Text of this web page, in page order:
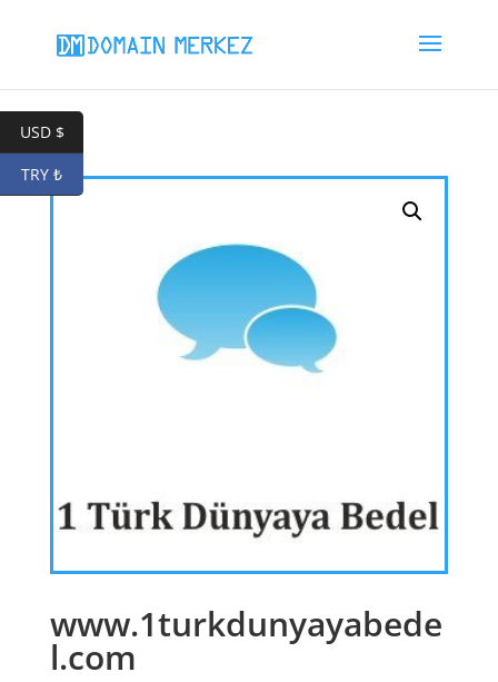
www.1turkdunyayabede
l.com
USD $
TRY ₺